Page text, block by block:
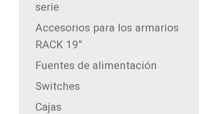
serie
Accesorios para los armarios
RACK 19"
Fuentes de alimentación
Switches
Cajas